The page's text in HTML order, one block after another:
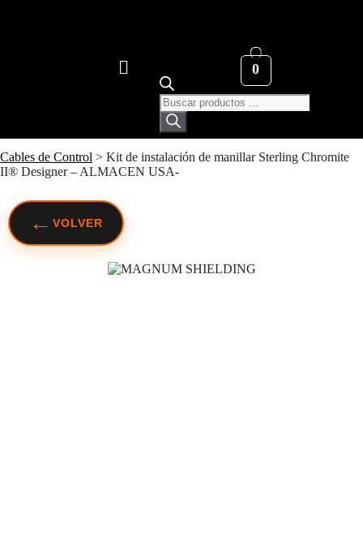
Cables de Control > Kit de instalación de manillar Sterling Chromite
II® Designer – ALMACEN USA-
0
← VOLVER